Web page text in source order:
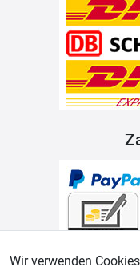
Wir verwenden